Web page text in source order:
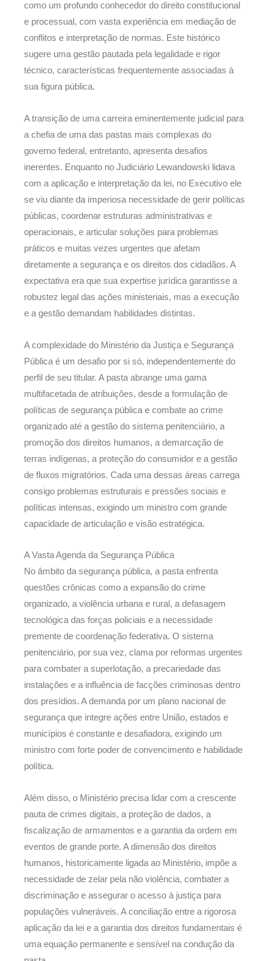
como um profundo conhecedor do direito constitucional
e processual, com vasta experiência em mediação de
conflitos e interpretação de normas. Este histórico
sugere uma gestão pautada pela legalidade e rigor
técnico, características frequentemente associadas à
sua figura pública.
A transição de uma carreira eminentemente judicial para
a chefia de uma das pastas mais complexas do
governo federal, entretanto, apresenta desafios
inerentes. Enquanto no Judiciário Lewandowski lidava
com a aplicação e interpretação da lei, no Executivo ele
se viu diante da imperiosa necessidade de gerir políticas
públicas, coordenar estruturas administrativas e
operacionais, e articular soluções para problemas
práticos e muitas vezes urgentes que afetam
diretamente a segurança e os direitos dos cidadãos. A
expectativa era que sua expertise jurídica garantisse a
robustez legal das ações ministeriais, mas a execução
e a gestão demandam habilidades distintas.
A complexidade do Ministério da Justiça e Segurança
Pública é um desafio por si só, independentemente do
perfil de seu titular. A pasta abrange uma gama
multifacetada de atribuições, desde a formulação de
políticas de segurança pública e combate ao crime
organizado até a gestão do sistema penitenciário, a
promoção dos direitos humanos, a demarcação de
terras indígenas, a proteção do consumidor e a gestão
de fluxos migratórios. Cada uma dessas áreas carrega
consigo problemas estruturais e pressões sociais e
políticas intensas, exigindo um ministro com grande
capacidade de articulação e visão estratégica.
A Vasta Agenda da Segurança Pública
No âmbito da segurança pública, a pasta enfrenta
questões crônicas como a expansão do crime
organizado, a violência urbana e rural, a defasagem
tecnológica das forças policiais e a necessidade
premente de coordenação federativa. O sistema
penitenciário, por sua vez, clama por reformas urgentes
para combater a superlotação, a precariedade das
instalações e a influência de facções criminosas dentro
dos presídios. A demanda por um plano nacional de
segurança que integre ações entre União, estados e
municípios é constante e desafiadora, exigindo um
ministro com forte poder de convencimento e habilidade
política.
Além disso, o Ministério precisa lidar com a crescente
pauta de crimes digitais, a proteção de dados, a
fiscalização de armamentos e a garantia da ordem em
eventos de grande porte. A dimensão dos direitos
humanos, historicamente ligada ao Ministério, impõe a
necessidade de zelar pela não violência, combater a
discriminação e assegurar o acesso à justiça para
populações vulneráveis. A conciliação entre a rigorosa
aplicação da lei e a garantia dos direitos fundamentais é
uma equação permanente e sensível na condução da